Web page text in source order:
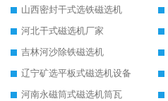
山西密封干式选铁磁选机
河北干式磁选机厂家
吉林河沙除铁磁选机
辽宁矿选平板式磁选机设备
河南永磁筒式磁选机筒瓦